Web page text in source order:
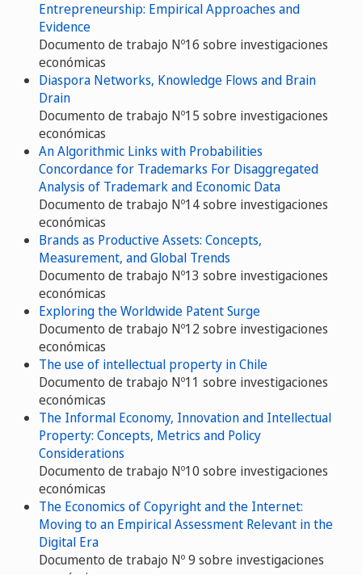
Entrepreneurship: Empirical Approaches and
Evidence
Documento de trabajo Nº16 sobre investigaciones
económicas
Diaspora Networks, Knowledge Flows and Brain
Drain
Documento de trabajo Nº15 sobre investigaciones
económicas
An Algorithmic Links with Probabilities
Concordance for Trademarks For Disaggregated
Analysis of Trademark and Economic Data
Documento de trabajo Nº14 sobre investigaciones
económicas
Brands as Productive Assets: Concepts,
Measurement, and Global Trends
Documento de trabajo Nº13 sobre investigaciones
económicas
Exploring the Worldwide Patent Surge
Documento de trabajo Nº12 sobre investigaciones
económicas
The use of intellectual property in Chile
Documento de trabajo Nº11 sobre investigaciones
económicas
The Informal Economy, Innovation and Intellectual
Property: Concepts, Metrics and Policy
Considerations
Documento de trabajo Nº10 sobre investigaciones
económicas
The Economics of Copyright and the Internet:
Moving to an Empirical Assessment Relevant in the
Digital Era
Documento de trabajo Nº 9 sobre investigaciones